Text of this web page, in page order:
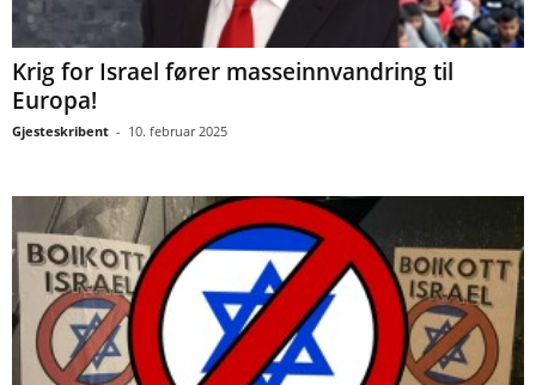
Krig for Israel fører masseinnvandring til
Europa!
Gjesteskribent - 10. februar 2025